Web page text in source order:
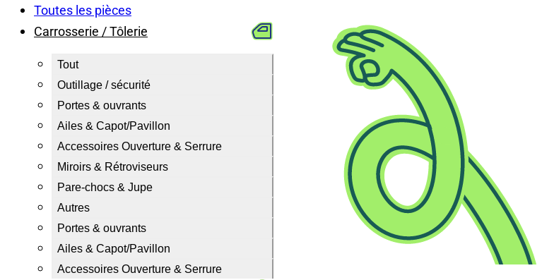
Toutes les pièces
Carrosserie / Tôlerie
Tout
Outillage / sécurité
Portes & ouvrants
Ailes & Capot/Pavillon
Accessoires Ouverture & Serrure
Miroirs & Rétroviseurs
Pare-chocs & Jupe
Autres
Portes & ouvrants
Ailes & Capot/Pavillon
Accessoires Ouverture & Serrure